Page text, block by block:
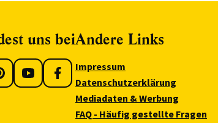
uns beiAndere Links
Impressum
Datenschutzerklärung
Mediadaten & Werbung
FAQ - Häufig gestellte Fragen